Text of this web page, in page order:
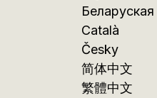
Беларуская
Català
Česky
简体中文
繁體中文